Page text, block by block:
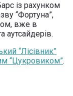
із рахунком
“Фортуна”,
вже в
аутсайдерів.
“Лісівник”
“Цукровиком”.